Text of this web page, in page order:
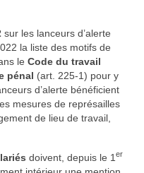
sur les lanceurs d’alerte
la liste des motifs de
le Code du travail
pénal (art. 225-1) pour y
d’alerte bénéficient
mesures de représailles
de lieu de travail,
doivent, depuis le 1 er